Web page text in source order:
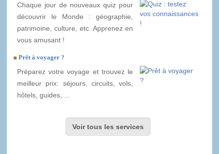
Chaque jour de nouveaux quiz pour
découvrir le Monde : géographie,
patrimoine, culture, etc. Apprenez en
vous amusant !
Prêt à voyager ?
Préparez votre voyage et trouvez le
meilleur prix: séjours, circuits, vols,
hôtels, guides, ...
Voir tous les services